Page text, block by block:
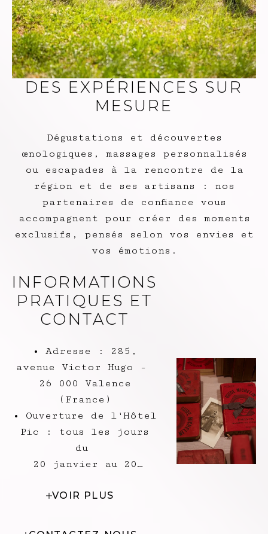
DES EXPÉRIENCES SUR
MESURE
Dégustations et découvertes
œnologiques, massages personnalisés
ou escapades à la rencontre de la
région et de ses artisans : nos
partenaires de confiance vous
accompagnent pour créer des moments
exclusifs, pensés selon vos envies et
vos émotions.
INFORMATIONS
PRATIQUES ET
CONTACT
• Adresse : 285,
avenue Victor Hugo -
26 000 Valence
(France)
• Ouverture de l'Hôtel
Pic : tous les jours
du
20 janvier au 20
• Check-in : 16h
• Réservations au +33
VOIR PLUS